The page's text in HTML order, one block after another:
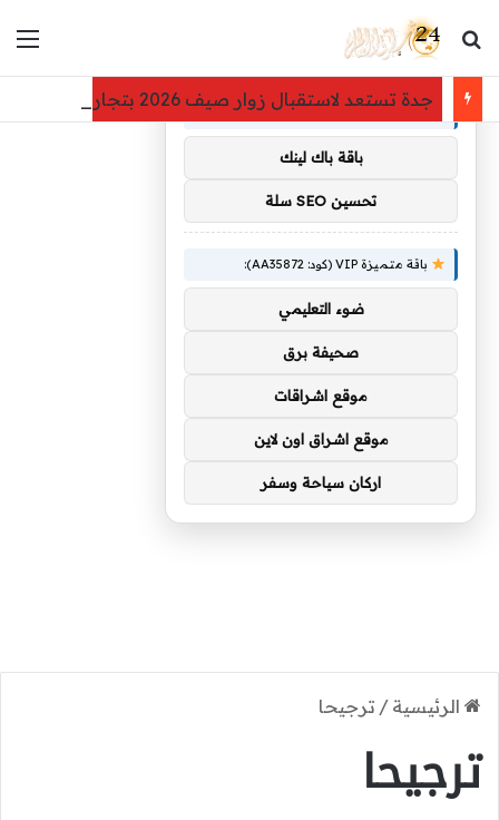
بحث عن
جدة تستعد لاستقبال زوار صيف 2026 بتجارب داخلية متنوعة
الرئيسية / ترجيحا
ترجيحا
توصيات :
باقة متميزة VIP (كود: AA11138):
باقة باك لينك
تحسين SEO سلة
باقة متميزة VIP (كود: AA35872):
ضوء التعليمي
صحيفة برق
موقع اشراقات
موقع اشراق اون لاين
اركان سياحة وسفر